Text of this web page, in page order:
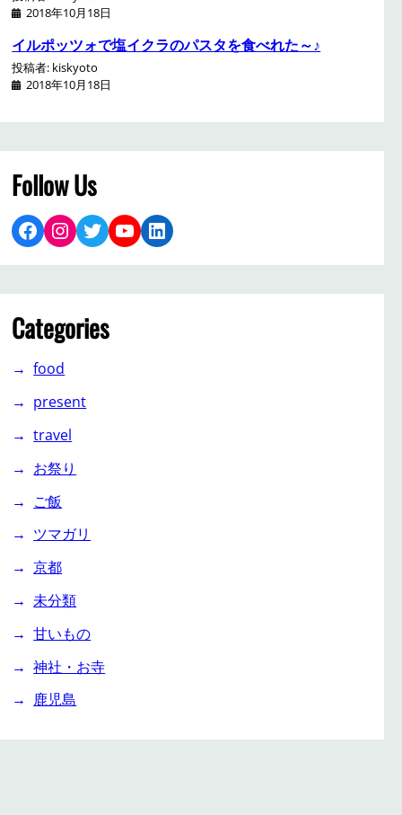
2018年10月18日
イルポッツォで塩イクラのパスタを食べれた～♪
投稿者: kiskyoto
2018年10月18日
Follow Us
Facebook Instagram Twitter YouTube LinkedIn
Categories
food
present
travel
お祭り
ご飯
ツマガリ
京都
未分類
甘いもの
神社・お寺
鹿児島